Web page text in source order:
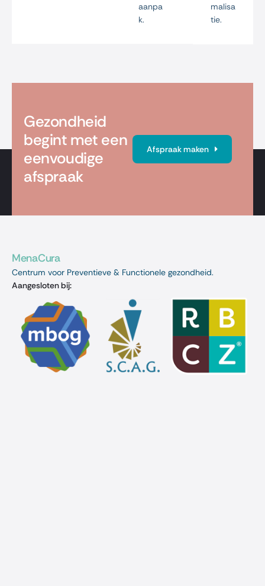
aanpa
k.
malisa
tie.
Gezondheid
begint met een
eenvoudige
afspraak
Afspraak maken
MenaCura
Centrum voor Preventieve & Functionele gezondheid.
Aangesloten bij: